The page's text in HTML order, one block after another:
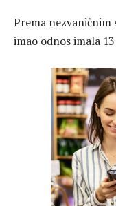
Prema nezvaničnim
imao odnos imala